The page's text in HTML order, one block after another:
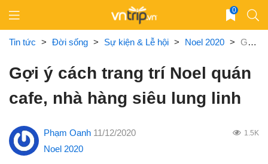
content
0
Tin tức > Đời sống > Sự kiện & Lễ hội > Noel 2020 > Gợi ý cách trang trí Noel quán cafe, nhà hàng siêu lung linh
Gợi ý cách trang trí Noel quán
cafe, nhà hàng siêu lung linh
Phạm Oanh 11/12/2020 1.5K
Noel 2020